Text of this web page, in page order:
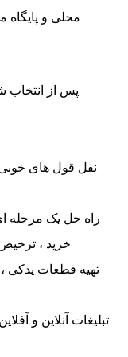
محلی و
پس از انتخاب
نقل قول های خوبی
خرید ،